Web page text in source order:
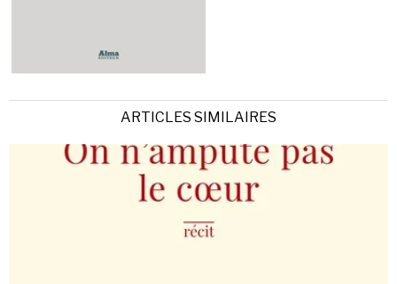
ARTICLES SIMILAIRES